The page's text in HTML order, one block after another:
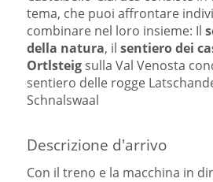
tema, che puoi affrontare
combinare nel loro insieme: Il
della natura, ilsentiero dei
Ortlsteigsulla Val Venosta
sentiero delle rogge
Schnalswaal
Descrizione d'arrivo
Con il treno e la macchina in